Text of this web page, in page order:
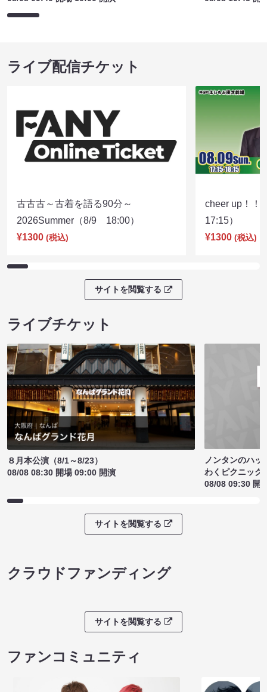
ライブ配信チケット
古古古～古着を語る90分～
2026Summer（8/9 18:00）
¥1300 (税込)
cheer up！
17:15）
¥1300 (税込)
サイトを閲覧する
ライブチケット
８月本公演（8/1～8/23）
08/08 08:30 開場 09:00 開演
ノンタンのハッ
わくピクニック
08/08 09:30 開
サイトを閲覧する
クラウドファンディング
サイトを閲覧する
ファンコミュニティ